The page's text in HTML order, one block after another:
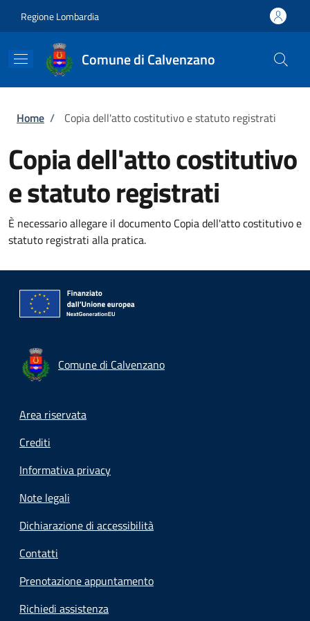
Regione Lombardia
Comune di Calvenzano
Briciole di pane
Home / Copia dell'atto costitutivo e statuto registrati
Copia dell'atto costitutivo
e statuto registrati
È necessario allegare il documento Copia dell'atto costitutivo e
statuto registrati alla pratica.
Comune di Calvenzano
Footer menu
Area riservata
Crediti
Informativa privacy
Note legali
Dichiarazione di accessibilità
Contatti
Prenotazione appuntamento
Richiedi assistenza